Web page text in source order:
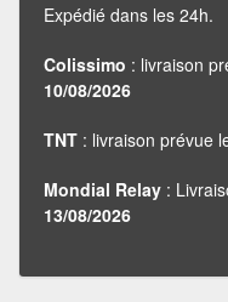
Expédié dans les 24h.
Colissimo : livraison
10/08/2026
TNT : livraison prévue
Mondial Relay :
13/08/2026